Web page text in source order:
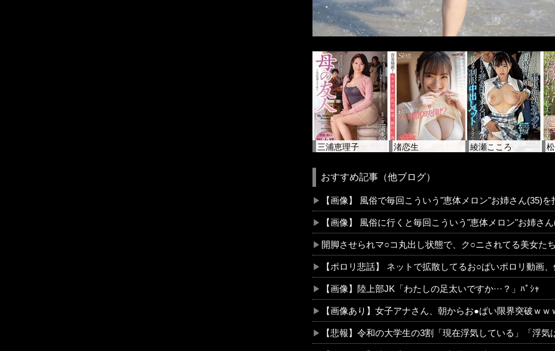
三浦恵理子 渚恋生 綾瀬こころ
おすすめ記事（他ブログ）
【画像】 風俗で毎回こういう"恵体メロン"お姉さん(35)
【画像】 風俗に行くと毎回こういう"恵体メロン"お姉さ
開脚させられマ○コ丸出し状態で、ク○ニされてる美女たち
【ポロリ悲話】 ネットで拡散してるお○ぱいポロリ動画
【画像】陸上部JK「わたしの足太いですか···？」ﾊﾟｼｬ
【画像あり】女子アナさん、朝からお●ぱい限界突破ｗｗ
【悲報】令和の大学生の3割「現在浮気している」「浮気